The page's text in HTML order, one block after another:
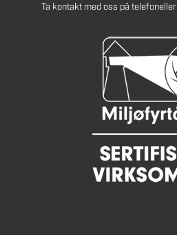
Ta kontakt med oss på telefoneller